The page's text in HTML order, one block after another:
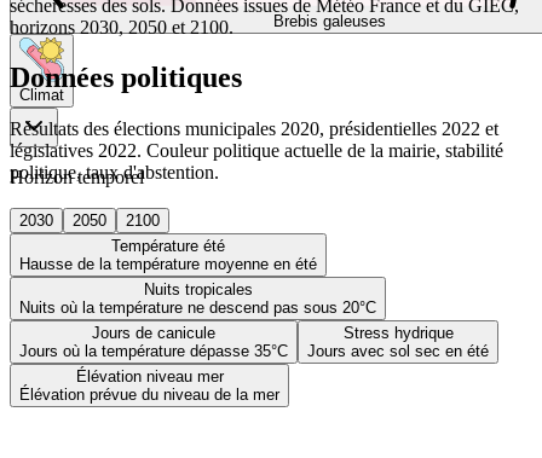
Brebis galeuses
Climat
Horizon temporel
2030 2050
2100
Température été
Hausse de la température moyenne en été
Nuits tropicales
Nuits où la température ne descend pas sous 20°C
Jours de canicule
Jours où la température dépasse 35°C
Stress hydrique
Jours avec sol sec en été
Élévation niveau mer
Élévation prévue du niveau de la mer
sécheresses des sols. Données issues de Météo France et du GIEC,
horizons 2030, 2050 et 2100.
Données politiques
Résultats des élections municipales 2020, présidentielles 2022 et
législatives 2022. Couleur politique actuelle de la mairie, stabilité
politique, taux d'abstention.